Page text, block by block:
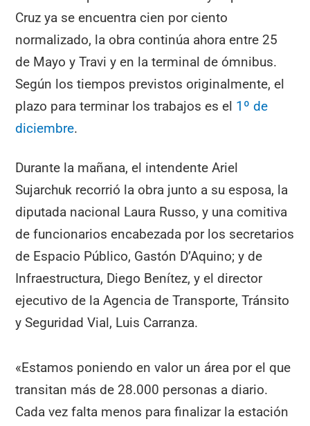
Cruz ya se encuentra cien por ciento
normalizado, la obra continúa ahora entre 25
de Mayo y Travi y en la terminal de ómnibus.
Según los tiempos previstos originalmente, el
plazo para terminar los trabajos es el 1º de
diciembre.
Durante la mañana, el intendente Ariel
Sujarchuk recorrió la obra junto a su esposa, la
diputada nacional Laura Russo, y una comitiva
de funcionarios encabezada por los secretarios
de Espacio Público, Gastón D’Aquino; y de
Infraestructura, Diego Benítez, y el director
ejecutivo de la Agencia de Transporte, Tránsito
y Seguridad Vial, Luis Carranza.
«Estamos poniendo en valor un área por el que
transitan más de 28.000 personas a diario.
Cada vez falta menos para finalizar la estación